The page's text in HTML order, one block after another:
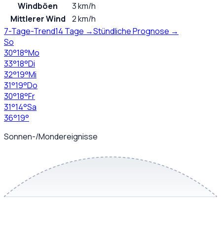
Windböen
3 km/h
Mittlerer Wind
2 km/h
7-Tage-Trend14 Tage →Stündliche Prognose →
So
30°18°Mo
33°18°Di
32°19°Mi
31°19°Do
30°18°Fr
31°14°Sa
36°19°
Sonnen-/Mondereignisse